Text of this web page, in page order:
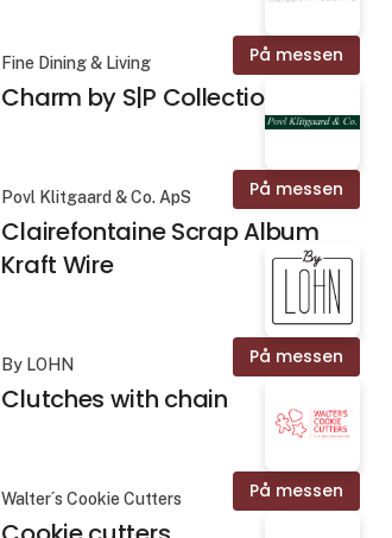
På messen
Fine Dining & Living
Charm by S|P Collection
På messen
Povl Klitgaard & Co. ApS
Clairefontaine Scrap Album
Kraft Wire
På messen
By LOHN
Clutches with chain
På messen
Walter´s Cookie Cutters